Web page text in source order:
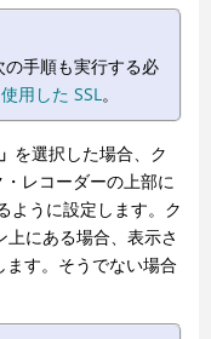
の手順も実行する必
用した SSL 。
を選択した場合、ク
レコーダーの上部に
ように設定します。ク
にある場合、表示さ
す。そうでない場合